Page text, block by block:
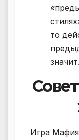
то
значит.
Игра